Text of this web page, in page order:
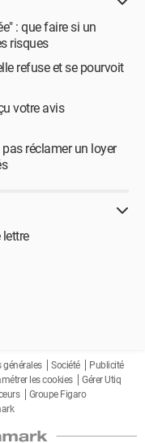
: que faire si un
risques
refuse et se pourvoit
votre avis
réclamer un loyer
générales Société
Publicité
les cookies
Gérer Utiq
Groupe Figaro